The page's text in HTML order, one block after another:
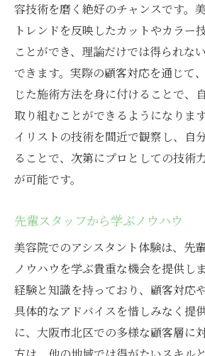
容技術を磨く絶好のチャンスです。
トレンドを反映したカットやカラー
ことができ、理論だけでは得られな
できます。実際の顧客対応を通じて
じた施術方法を身に付けることで、
取り組むことができるようになりま
イリストの技術を間近で観察し、自
ることで、次第にプロとしての技術
が可能です。
先輩スタッフから学ぶノウハウ
美容院でのアシスタント体験は、先
ノウハウを学ぶ貴重な機会を提供し
経験と知識を持っており、顧客対応
具体的なアドバイスを惜しみなく提
に、大阪市北区での多様な顧客層に